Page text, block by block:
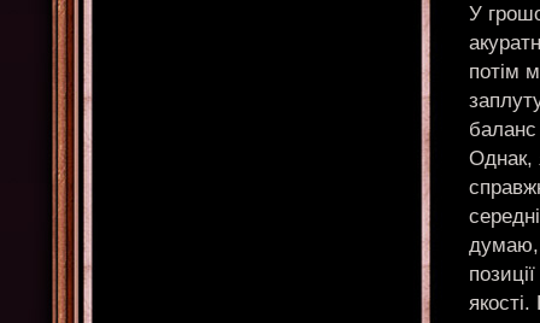
У
потім
баланс
Однак,
думаю,